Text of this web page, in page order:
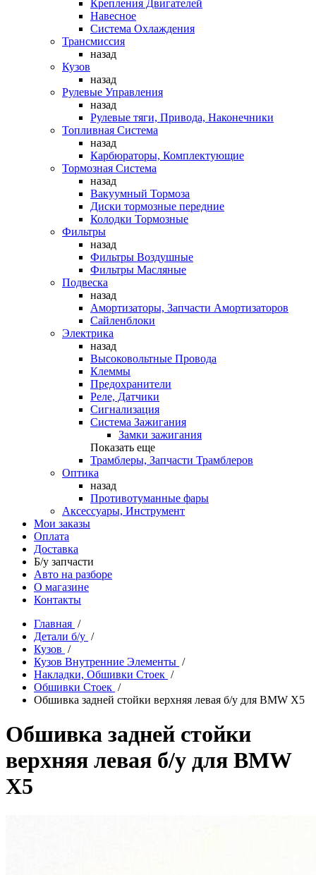
Крепления Двигателей
Навесное
Система Охлаждения
Трансмиссия
назад
Кузов
назад
Рулевые Управления
назад
Рулевые тяги, Привода, Наконечники
Топливная Система
назад
Карбюраторы, Комплектующие
Тормозная Система
назад
Вакуумный Тормоза
Диски тормозные передние
Колодки Тормозные
Фильтры
назад
Фильтры Воздушные
Фильтры Масляные
Подвеска
назад
Амортизаторы, Запчасти Амортизаторов
Сайленблоки
Электрика
назад
Высоковольтные Провода
Клеммы
Предохранители
Реле, Датчики
Сигнализация
Система Зажигания
Замки зажигания
Показать еще
Трамблеры, Запчасти Трамблеров
Оптика
назад
Противотуманные фары
Аксессуары, Инструмент
Мои заказы
Оплата
Доставка
Б/у запчасти
Авто на разборе
О магазине
Контакты
Главная /
Детали б/у /
Кузов /
Кузов Внутренние Элементы /
Накладки, Обшивки Стоек /
Обшивки Стоек /
Обшивка задней стойки верхняя левая б/у для BMW X5
Обшивка задней стойки
верхняя левая б/у для BMW
X5